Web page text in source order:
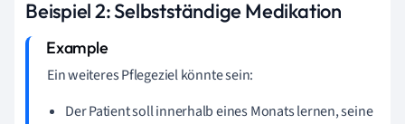
Beispiel 2: Selbstständige Medikation
Ein weiteres Pflegeziel könnte sein:
Der Patient soll innerhalb eines Monats lernen, seine